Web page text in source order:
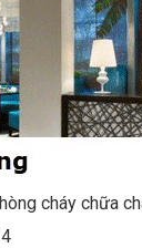
cháy chữa